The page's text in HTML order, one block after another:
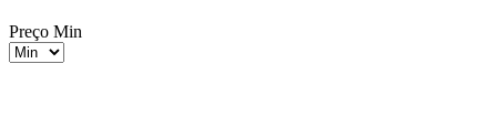
Preço Min